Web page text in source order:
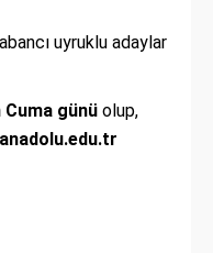
uyruklu adaylar
Cuma günü olup,